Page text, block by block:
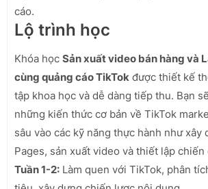
cáo.
Lộ trình học
Khóa học Sản xuất video bán hàng và
cùng quảng cáo TikTok được thiết kế
tập khoa học và dễ dàng tiếp thu. Bạn
những kiến thức cơ bản về TikTok
sâu vào các kỹ năng thực hành như xây
Pages, sản xuất video và thiết lập chiến
Tuần 1-2: Làm quen với TikTok, phân